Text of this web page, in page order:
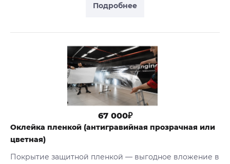
Подробнее
67 000₽
Оклейка пленкой (антигравийная прозрачная или
цветная)
Покрытие защитной пленкой — выгодное вложение в